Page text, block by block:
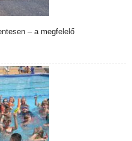
– a megfelelő